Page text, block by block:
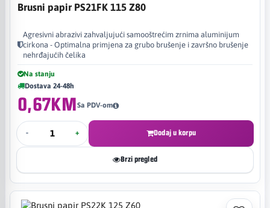
Brusni papir PS21FK 115 Z80
Agresivni abrazivi zahvaljujući samooštrećim zrnima aluminijum
cirkona - Optimalna primjena za grubo brušenje i završno brušenje
nehrđajućih čelika
Na stanju
Dostava 24-48h
0,67KMSa PDV-om
- + Dodaj u korpu
Brzi pregled